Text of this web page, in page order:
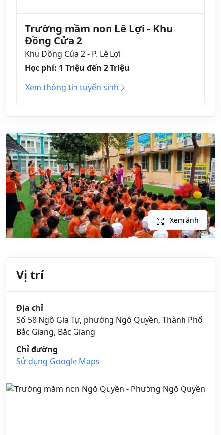
Trường mầm non Lê Lợi - Khu
Đồng Cửa 2
Khu Đồng Cửa 2 - P. Lê Lợi
Học phí: 1 Triệu đến 2 Triệu
Xem thông tin tuyển sinh
Xem ảnh
Vị trí
Địa chỉ
Số 58 Ngô Gia Tự, phường Ngô Quyền, Thành Phố
Bắc Giang, Bắc Giang
Chỉ đường
Sử dụng Google Maps